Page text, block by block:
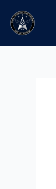
contenido